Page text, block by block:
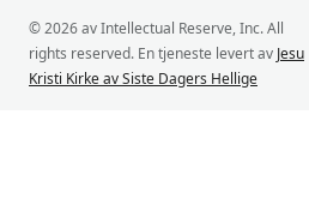
© 2026 av Intellectual Reserve, Inc. All
rights reserved. En tjeneste levert av Jesu
Kristi Kirke av Siste Dagers Hellige